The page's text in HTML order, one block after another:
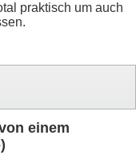
praktisch um auch
einem